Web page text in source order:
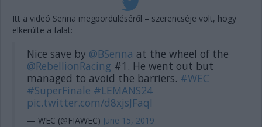
Itt a videó Senna megpördüléséről – szerencséje volt, hogy
elkerülte a falat:
Nice save by @BSenna at the wheel of the
@RebellionRacing #1. He went out but
managed to avoid the barriers. #WEC
#SuperFinale #LEMANS24
pic.twitter.com/d8xjsJFaqI
— WEC (@FIAWEC) June 15, 2019